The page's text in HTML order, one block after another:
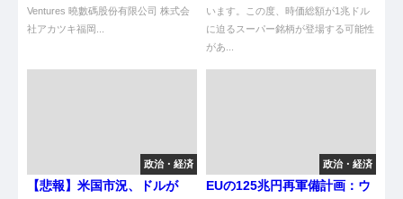
Ventures 曉數碼股份有限公司 株式会
社アカツキ福岡...
います。この度、時価総額が1兆ドル
に迫るスーパー銘柄が登場する可能性
があ...
政治・経済
【悲報】米国市況、ドルが
政治・経済
EUの125兆円再軍備計画：ウ